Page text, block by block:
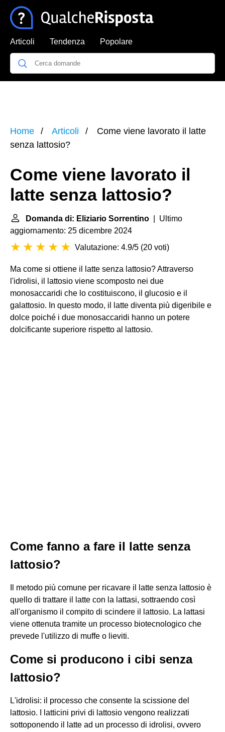
Articoli Tendenza Popolare
Home Articoli
Come viene lavorato il latte
senza lattosio?
Come viene lavorato il
latte senza lattosio?
Domanda di: Eliziario Sorrentino | Ultimo
aggiornamento: 25 dicembre 2024
Valutazione: 4.9/5 (20 voti)
Ma come si ottiene il latte senza lattosio? Attraverso
l'idrolisi, il lattosio viene scomposto nei due
monosaccaridi che lo costituiscono, il glucosio e il
galattosio. In questo modo, il latte diventa più digeribile e
dolce poiché i due monosaccaridi hanno un potere
dolcificante superiore rispetto al lattosio.
Come fanno a fare il latte senza
lattosio?
Il metodo più comune per ricavare il latte senza lattosio è
quello di trattare il latte con la lattasi, sottraendo così
all'organismo il compito di scindere il lattosio. La lattasi
viene ottenuta tramite un processo biotecnologico che
prevede l'utilizzo di muffe o lieviti.
Come si producono i cibi senza
lattosio?
L'idrolisi: il processo che consente la scissione del
lattosio. I latticini privi di lattosio vengono realizzati
sottoponendo il latte ad un processo di idrolisi, ovvero